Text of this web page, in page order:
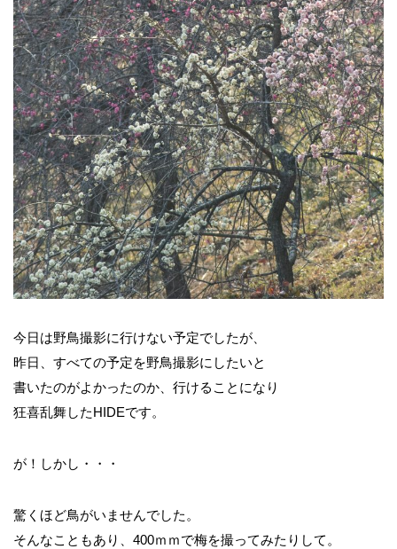
今日は野鳥撮影に行けない予定でしたが、
昨日、すべての予定を野鳥撮影にしたいと
書いたのがよかったのか、行けることになり
狂喜乱舞したHIDEです。
が！しかし・・・
驚くほど鳥がいませんでした。
そんなこともあり、400ｍｍで梅を撮ってみたりして。